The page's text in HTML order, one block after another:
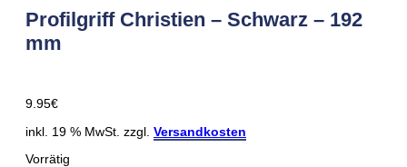
Profilgriff Christien – Schwarz – 192
mm
9.95€
inkl. 19 % MwSt. zzgl. Versandkosten
Vorrätig